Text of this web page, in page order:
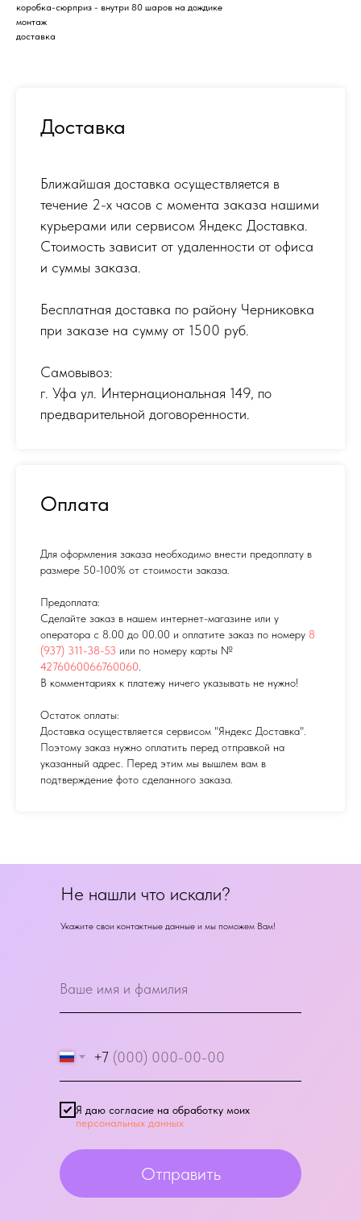
коробка-сюрприз - внутри 80 шаров на дождике
монтаж
доставка
Доставка
Ближайшая доставка осуществляется в
течение 2-х часов с момента заказа нашими
курьерами или сервисом Яндекс Доставка.
Стоимость зависит от удаленности от офиса
и суммы заказа.
Бесплатная доставка по району Черниковка
при заказе на сумму от 1500 руб.
Самовывоз:
г. Уфа ул. Интернациональная 149, по
предварительной договоренности.
Оплата
Для оформления заказа необходимо внести предоплату в
размере 50-100% от стоимости заказа.
Предоплата:
Сделайте заказ в нашем интернет-магазине или у
оператора с 8.00 до 00.00 и оплатите заказ по номеру 8
(937) 311-38-53 или по номеру карты №
4276060066760060
В комментариях к платежу ничего указывать не нужно!
Остаток оплаты:
Доставка осуществляется сервисом "Яндекс Доставка".
Поэтому заказ нужно оплатить перед отправкой на
указанный адрес. Перед этим мы вышлем вам в
подтверждение фото сделанного заказа.
+7
Я даю согласие на обработку моих
персональных данных
Отправить
Не нашли что искали?
Укажите свои контактные данные и мы поможем Вам!